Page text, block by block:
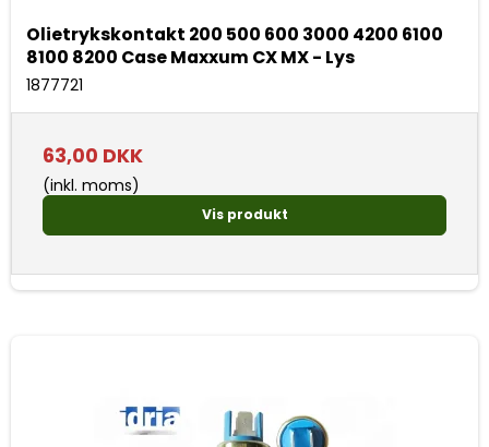
Olietrykskontakt 200 500 600 3000 4200 6100
8100 8200 Case Maxxum CX MX - Lys
1877721
63,00 DKK
(inkl. moms)
Vis produkt